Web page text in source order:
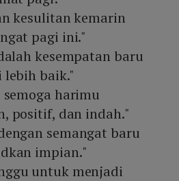
kesulitan kemarin
pagi ini."
kesempatan baru
baik."
harimu
positif, dan indah."
semangat baru
impian."
untuk menjadi